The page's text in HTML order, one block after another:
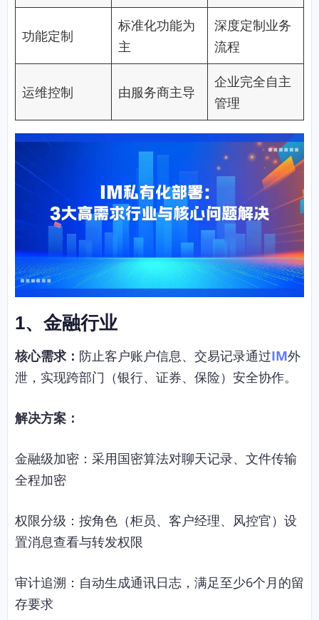
功能定制
标准化功能为
主
深度定制业务
流程
运维控制 由服务商主导
企业完全自主
管理
1、 金融行业
核心需求： 防止客户账户信息、交易记录通过IM外
泄，实现跨部门（银行、证券、保险）安全协作。
解决方案：
金融级加密：采用国密算法对聊天记录、文件传输
全程加密
权限分级：按角色（柜员、客户经理、风控官）设
置消息查看与转发权限
审计追溯：自动生成通讯日志，满足至少6个月的留
存要求